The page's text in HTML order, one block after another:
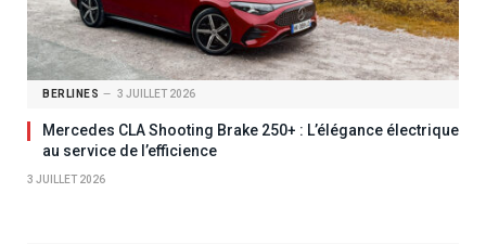
BERLINES 3 JUILLET 2026
Mercedes CLA Shooting Brake 250+ : L’élégance électrique
au service de l’efficience
3 JUILLET 2026